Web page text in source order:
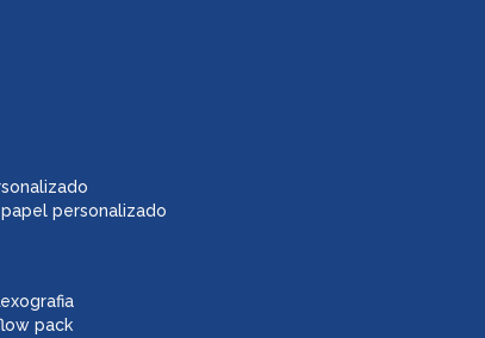
papel personalizado
pack